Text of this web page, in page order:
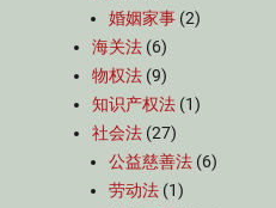
婚姻家事 (2)
海关法 (6)
物权法 (9)
知识产权法 (1)
社会法 (27)
公益慈善法 (6)
劳动法 (1)